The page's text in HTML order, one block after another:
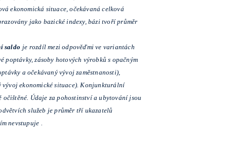
ekonomická situace, očekávaná celková
jako bazické indexy, bázi tvoří průměr
saldo je rozdíl mezi odpověďmi ve variantách
poptávky, zásoby hotových výrobků s opačným
a očekávaný vývoj zaměstnanosti),
vývoj ekonomické situace). Konjunkturální
Údaje za pohostinství a ubytování jsou
služeb je průměr tří ukazatelů
nevstupuje .